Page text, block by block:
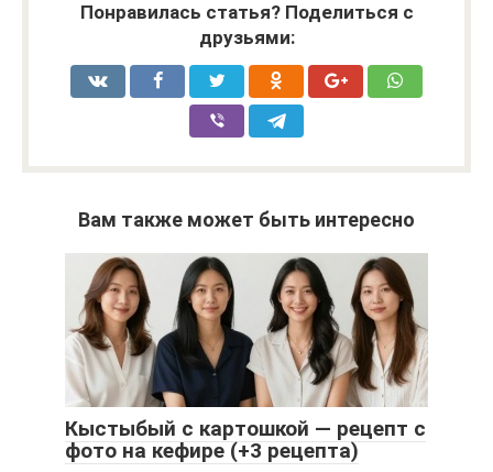
Понравилась статья? Поделиться с
друзьями:
Вам также может быть интересно
Кыстыбый с картошкой — рецепт с
фото на кефире (+3 рецепта)